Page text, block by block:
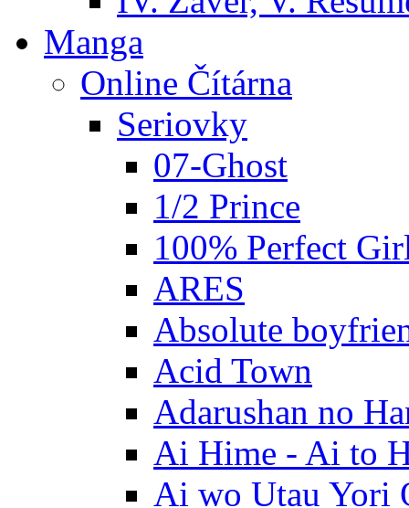
Manga
Online Čítárna
Seriovky
07-Ghost
1/2 Prince
100% Perfect
ARES
Absolute
Acid Town
Adarushan no
Ai Hime - Ai to
Ai wo Utau Yori